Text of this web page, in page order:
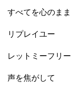
すべてを心のまま
リプレイユー
レットミーフリー
声を焦がして